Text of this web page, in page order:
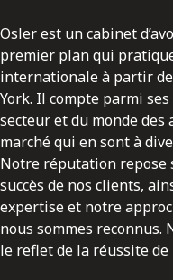
Osler est un cabinet
premier plan qui
internationale à partir
York. Il compte parmi
secteur et du monde
marché qui en sont à
Notre réputation repose
succès de nos clients,
expertise et notre
nous sommes reconnus.
le reflet de la réussite de